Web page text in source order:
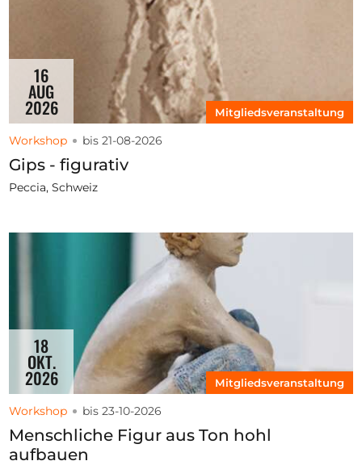
16
AUG
2026 Mitgliedsveranstaltung
Workshop bis 21-08-2026
Gips - figurativ
Peccia, Schweiz
18
OKT.
2026 Mitgliedsveranstaltung
Workshop bis 23-10-2026
Menschliche Figur aus Ton hohl
aufbauen